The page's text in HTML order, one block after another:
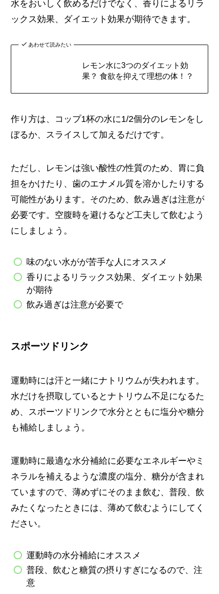
水をおいしく飲めるだけでなく、香りによるリラ
ックス効果、ダイエット効果が期待できます。
あわせて読みたい
レモン水に3つのダイエット効
果？ 食欲を抑えて理想の体！？
作り方は、コップ1杯の水に1/2個分のレモンをし
ぼるか、スライスして加えるだけです。
ただし、レモンは強い酸性の性質のため、胃に負
担をかけたり、歯のエナメル質を溶かしたりする
可能性があります。そのため、飲み過ぎは注意が
必要です。空腹時を避けるなど工夫して飲むよう
にしましょう。
味のない水がが苦手な人にオススメ
香りによるリラックス効果、ダイエット効果
が期待
飲み過ぎは注意が必要で
スポーツドリンク
運動時には汗と一緒にナトリウムが失われます。
水だけを摂取しているとナトリウム不足になるた
め、スポーツドリンクで水分とともに塩分や糖分
も補給しましょう。
運動時に最適な水分補給に必要なエネルギーやミ
ネラルを補えるような濃度の塩分、糖分が含まれ
ていますので、薄めずにそのまま飲む、普段、飲
みたくなったときには、薄めて飲むようにしてく
ださい。
運動時の水分補給にオススメ
普段、飲むと糖質の摂りすぎになるので、注
意